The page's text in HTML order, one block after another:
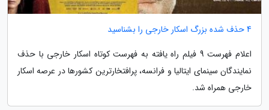
4 حذف شده بزرگ اسکار خارجی را بشناسید
اعلام فهرست 9 فیلم راه یافته به فهرست کوتاه اسکار خارجی با حذف
نمایندگان سینمای ایتالیا و فرانسه، پرافتخارترین کشورها در عرصه اسکار
خارجی همراه شد.